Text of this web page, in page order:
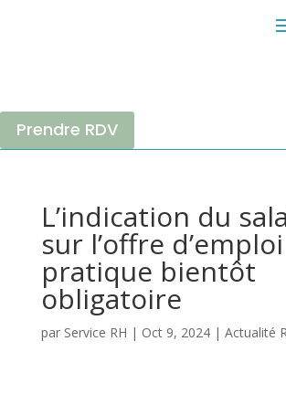
Prendre RDV
L’indication du
sur l’offre
pratique bientôt
obligatoire
par Service RH | Oct 9, 2024| Actualité